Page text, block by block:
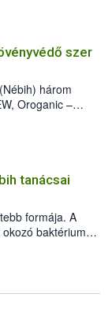
szer
három
Oroganic –
követően,
elleni további
kiskerti
is
tanácsai
formája. A
baktériumok
sütögetés
szól: legalább
valamint a
a